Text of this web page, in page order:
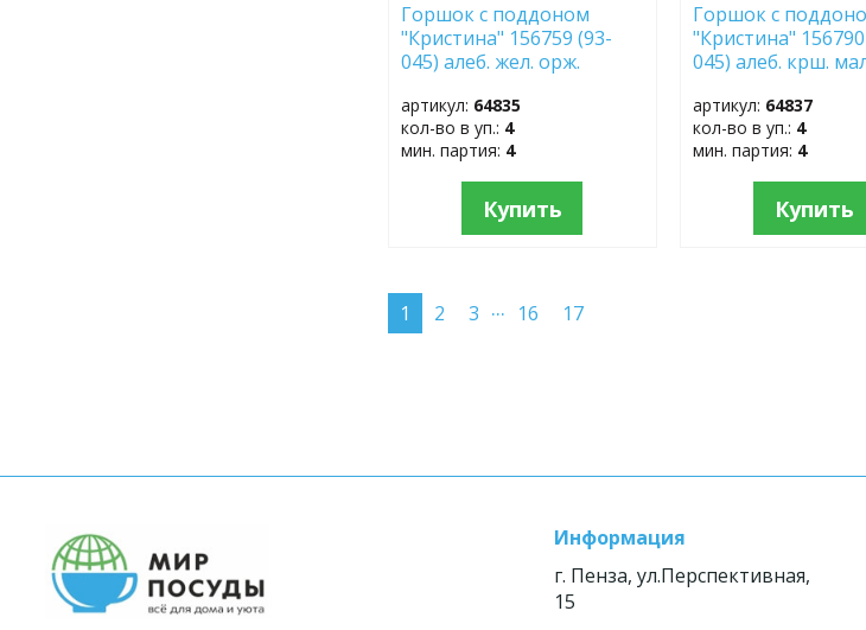
Горшок с поддоном
"Кристина" 156759 (93-
045) алеб. жел. орж.
артикул: 64835
кол-во в уп.: 4
мин. партия: 4
Купить
Горшок с
"Кристина"
045) алеб. крш.
артикул: 64837
кол-во в уп.: 4
мин. партия: 4
Купить
1 2 3 ... 16 17
Информация
г. Пенза, ул.Перспективная,
15